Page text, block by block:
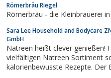
Römerbräu Riegel
Römerbräu - die Kleinbrauerei
Sara Lee Household and Bodycare
GmbH
Natreen heißt clever genießen!
vielfältigen Natreen Sortiment
kalorienbewusste Rezepte. Der